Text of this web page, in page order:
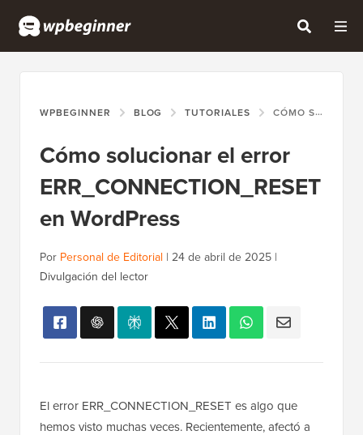
WPBEGINNER BLOG TUTORIALES CÓMO SOLUCIONAR EL ERROR ERR_CONNECTION_RESET EN WORDPRESS
Cómo solucionar el error
ERR_CONNECTION_RESET
en WordPress
Por Personal de Editorial | 24 de abril de 2025 |
Divulgación del lector
El error ERR_CONNECTION_RESET es algo que
hemos visto muchas veces. Recientemente, afectó a